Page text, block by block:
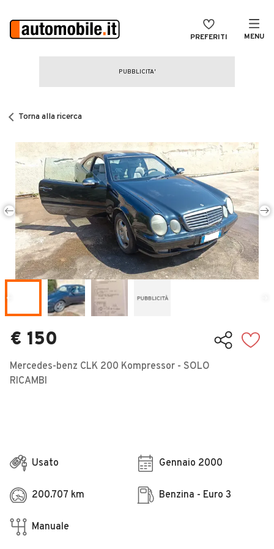
PREFERITI MENU
CERCA
Auto Nuove
Noleggio a lungo termine
Auto d'epoca
Moto
Camper
Veicoli Commerciali
Concessionari
Torna alla ricerca
€ 150
Mercedes-benz CLK 200 Kompressor - SOLO
RICAMBI
Usato Gennaio 2000
200.707 km Benzina - Euro 3
Manuale